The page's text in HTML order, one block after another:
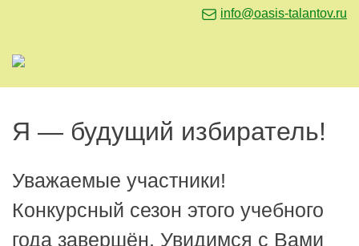
info@oasis-talantov.ru
Я — будущий избиратель!
Уважаемые участники!
Конкурсный сезон этого учебного
года завершён. Увидимся с Вами